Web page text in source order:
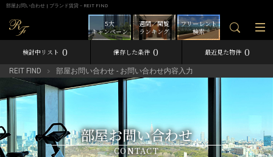
部屋お問い合わせ | ブランド賃貸－REIT FIND
フリーレント
検索
週間／閲覧
ランキング
5大
キャンペーン
検討中リスト 0 保存した条件 0 最近見た物件 0
REIT FIND 部屋お問い合わせ - お問い合わせ内容入力
部屋お問い合わせ
CONTACT